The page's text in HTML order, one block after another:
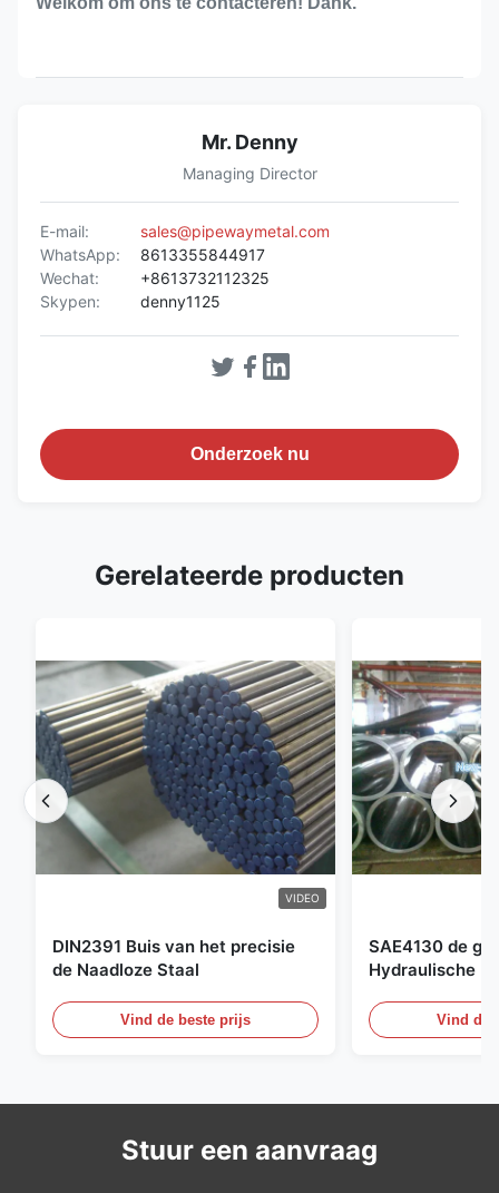
Mr. Denny
Managing Director
E-mail:
sales@pipewaymetal.com
WhatsApp:
8613355844917
Wechat:
+8613732112325
Skypen:
denny1125
Onderzoek nu
Gerelateerde producten
VIDEO
DIN2391 Buis van het precisie
de Naadloze Staal
Vind de beste prijs
SAE4130 de
Hydraulische
Vind de
Stuur een aanvraag